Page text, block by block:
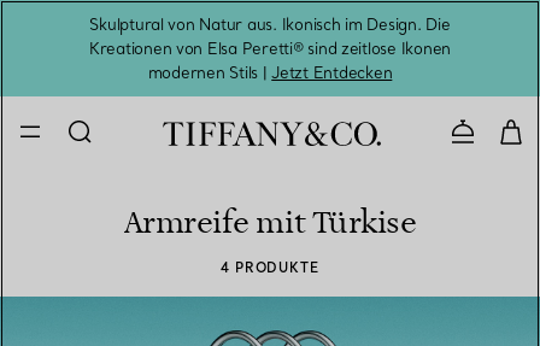
Skulptural von Natur aus. Ikonisch im Design. Die
Kreationen von Elsa Peretti® sind zeitlose Ikonen
modernen Stils |Jetzt Entdecken
Armreife mit Türkise
4 PRODUKTE